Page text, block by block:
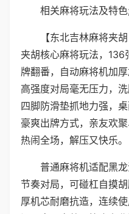
相关麻将玩法及特
【东北吉林麻将夹
夹胡核心麻将玩法，
牌翻番，自动麻将机加
高强度对局毫无压力，
四脚防滑垫抓地力强，
豪爽出牌方式，亲友欢
热闹全场，解压又快乐。
普通麻将机适配黑
节奏对局，可碰杠自摸
厚机芯耐磨抗造，连续